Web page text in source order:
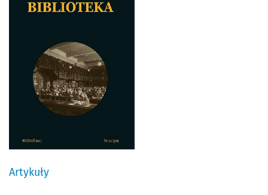
Artykuły